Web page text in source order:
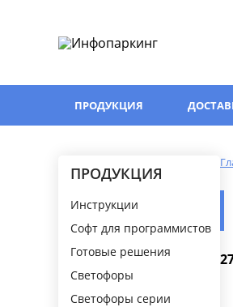
ПРОДУКЦИЯ
ПРОДУКЦИЯ
Инструкции
Софт для программистов
Готовые решения
Светофоры
Светофоры серии